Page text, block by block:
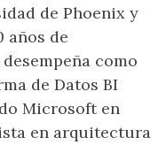
de Phoenix y
años de
como
de Datos BI
Microsoft en
en arquitectura